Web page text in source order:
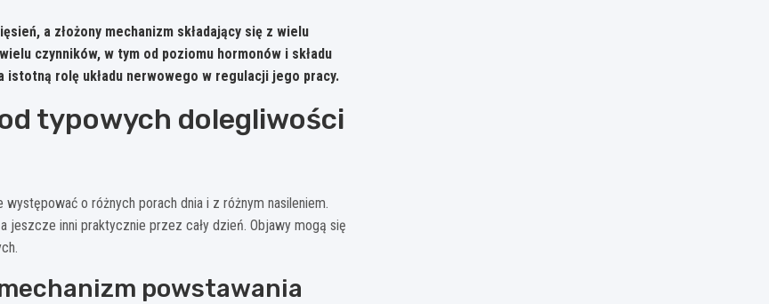
a złożony mechanizm składający się z wielu
czynników, w tym od poziomu hormonów i składu
rolę układu nerwowego w regulacji jego pracy.
typowych dolegliwości
o różnych porach dnia i z różnym nasileniem.
jeszcze inni praktycznie przez cały dzień. Objawy mogą się
powstawania